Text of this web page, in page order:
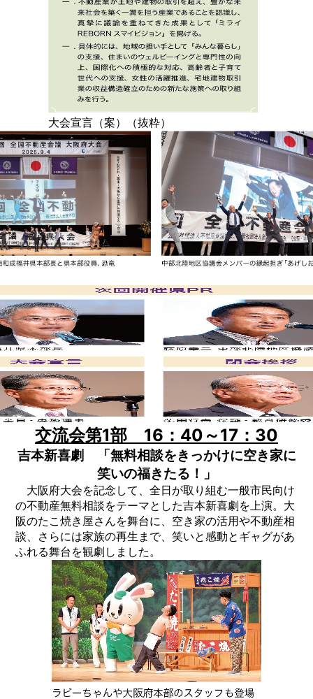
大会宣言（案）（抜粋）
交流会第1部 16：40～17：30
吉本新喜劇 「無料相談をきっかけに空き家に
笑いの福きたる！」
大阪府大会を記念して、全日が取り組む一般市民向け
の不動産無料相談をテーマとした吉本新喜劇を上演。大
阪のたこ焼き屋さんを舞台に、空き家の活用や不動産相
談、さらには家族の再生まで、笑いと感動とギャグがあ
ふれる舞台を観劇しました。